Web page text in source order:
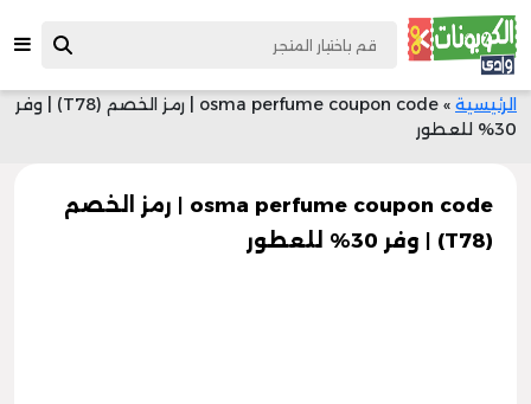
الرئيسية »
osma perfume coupon code | رمز الخصم (T78) | وفر
30% للعطور
osma perfume coupon code | رمز الخصم
(T78) | وفر 30% للعطور